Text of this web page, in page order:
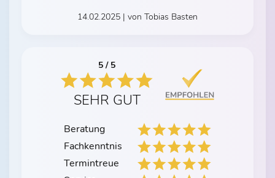
14.02.2025 | von Tobias Basten
5 / 5
SEHR GUT
Beratung
Fachkenntnis
Termintreue